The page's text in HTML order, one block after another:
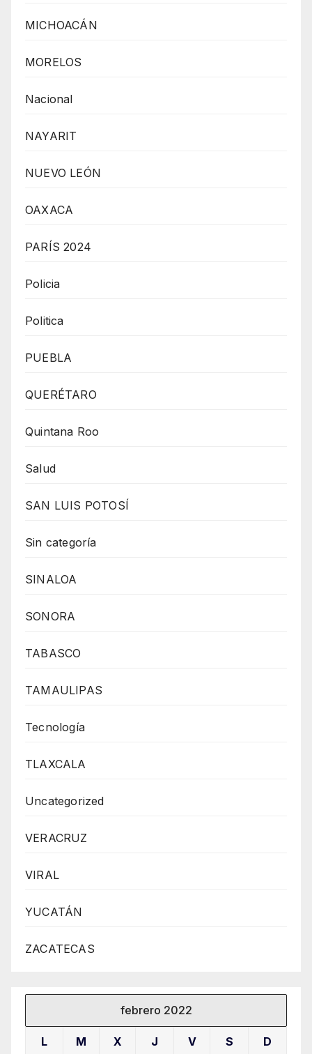
MICHOACÁN
MORELOS
Nacional
NAYARIT
NUEVO LEÓN
OAXACA
PARÍS 2024
Policia
Politica
PUEBLA
QUERÉTARO
Quintana Roo
Salud
SAN LUIS POTOSÍ
Sin categoría
SINALOA
SONORA
TABASCO
TAMAULIPAS
Tecnología
TLAXCALA
Uncategorized
VERACRUZ
VIRAL
YUCATÁN
ZACATECAS
febrero 2022
L M X J V S D